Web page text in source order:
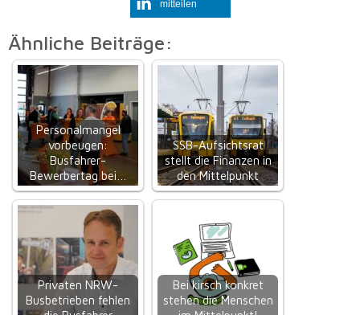
mitteilen
Ähnliche Beiträge:
Personalmangel
vorbeugen:
Busfahrer-
Bewerbertag bei…
SSB-Aufsichtsrat
stellt die Finanzen in
den Mittelpunkt
Privaten NRW-
Busbetrieben fehlen
Bei kirsch konkret
stehen die Menschen